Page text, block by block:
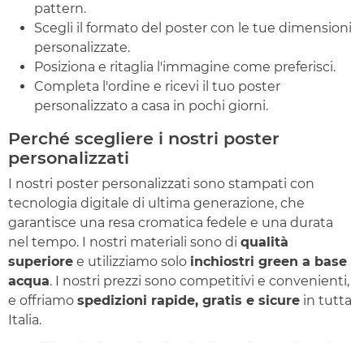
pattern.
Scegli il formato del poster con le tue dimensioni
personalizzate.
Posiziona e ritaglia l'immagine come preferisci.
Completa l'ordine e ricevi il tuo poster
personalizzato a casa in pochi giorni.
Perché scegliere i nostri poster
personalizzati
I nostri poster personalizzati sono stampati con
tecnologia digitale di ultima generazione, che
garantisce una resa cromatica fedele e una durata
nel tempo. I nostri materiali sono di qualità
superiore e utilizziamo solo inchiostri green a base
acqua. I nostri prezzi sono competitivi e convenienti,
e offriamo spedizioni rapide, gratis e sicure in tutta
Italia.